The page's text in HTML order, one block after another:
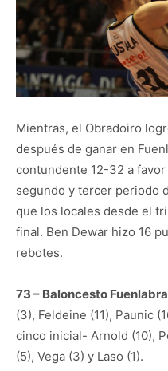
Mientras, el Obradoiro
después de ganar en
contundente 12-32 a
segundo y tercer periodo
que los locales desde el
final. Ben Dewar hizo 16
rebotes.
73 – Baloncesto
(3), Feldeine (11), Paunic
cinco inicial- Arnold (10),
(5), Vega (3) y Laso (1).